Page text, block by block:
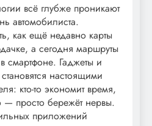
всё глубже проникают
автомобилиста.
как ещё недавно карты
а сегодня маршруты
смартфоне. Гаджеты и
настоящими
кто-то экономит время,
— просто бережёт нервы.
приложений